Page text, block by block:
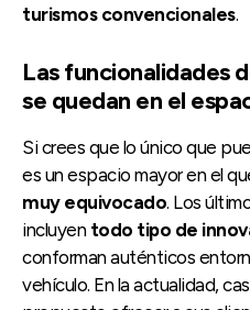
turismos convencionales.
Las funcionalidades
se quedan en el
Si crees que lo único que
es un espacio mayor en el
muy equivocado. Los
incluyen todo tipo de
conforman auténticos
vehículo. En la actualidad,